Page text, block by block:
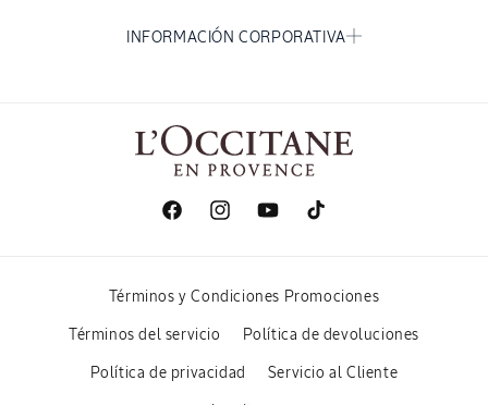
INFORMACIÓN CORPORATIVA
FacebookInstagramYouTubeTikTok
Términos y Condiciones Promociones
Términos del servicio Política de devoluciones
Política de privacidad Servicio al Cliente